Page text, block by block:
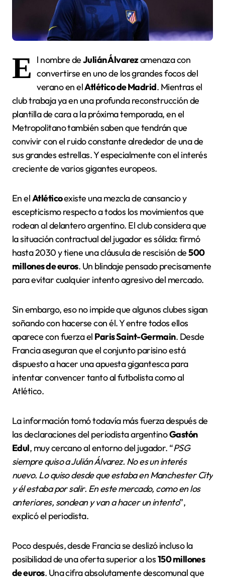
E l nombre deJulián Álvarezamenaza con
convertirse en uno de los grandes focos del
verano en elAtlético de Madrid. Mientras el
club trabaja ya en una profunda reconstrucción de
plantilla de cara a la próxima temporada, en el
Metropolitano también saben que tendrán que
convivir con el ruido constante alrededor de una de
sus grandes estrellas. Y especialmente con el interés
creciente de varios gigantes europeos.
En elAtléticoexiste una mezcla de cansancio y
escepticismo respecto a todos los movimientos que
rodean al delantero argentino. El club considera que
la situación contractual del jugador es sólida: firmó
hasta 2030 y tiene una cláusula de rescisión de500
millones de euros. Un blindaje pensado precisamente
para evitar cualquier intento agresivo del mercado.
Sin embargo, eso no impide que algunos clubes sigan
soñando con hacerse con él. Y entre todos ellos
aparece con fuerza el Paris Saint-Germain. Desde
Francia aseguran que el conjunto parisino está
dispuesto a hacer una apuesta gigantesca para
intentar convencer tanto al futbolista como al
Atlético.
La información tomó todavía más fuerza después de
las declaraciones del periodista argentinoGastón
Edul, muy cercano al entorno del jugador. “PSG
siempre quiso a Julián Álvarez. No es un interés
nuevo. Lo quiso desde que estaba en Manchester City
y él estaba por salir. En este mercado, como en los
anteriores, sondean y van a hacer un intento”,
explicó el periodista.
Poco después, desde Francia se deslizó incluso la
posibilidad de una oferta superior a los150 millones
de euros. Una cifra absolutamente descomunal que